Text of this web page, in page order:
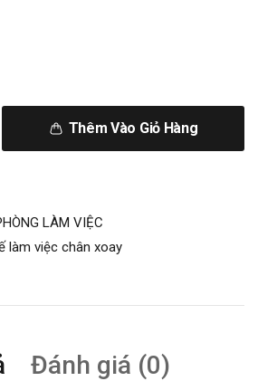
Thêm Vào Giỏ Hàng
LÀM VIỆC
làm việc chân xoay
Đánh giá (0)